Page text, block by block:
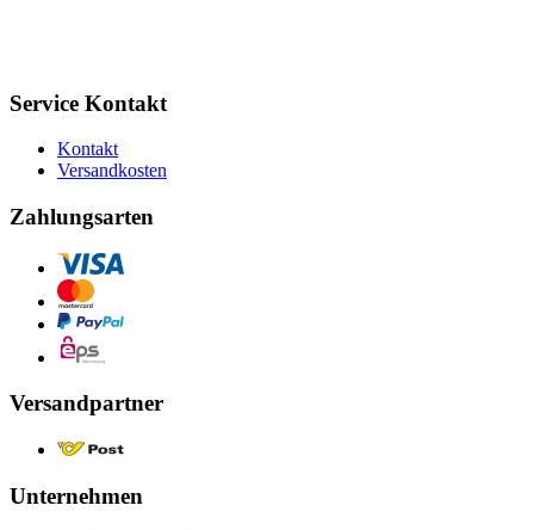
Service Kontakt
Kontakt
Versandkosten
Zahlungsarten
Versandpartner
Unternehmen